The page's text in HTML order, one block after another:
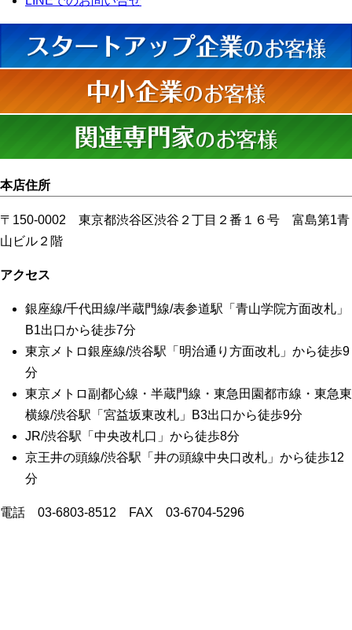
本店住所
〒150-0002 東京都渋谷区渋谷２丁目２番１６号 富島第1青
山ビル２階
アクセス
銀座線/千代田線/半蔵門線/表参道駅「青山学院方面改札」
B1出口から徒歩7分
東京メトロ銀座線/渋谷駅「明治通り方面改札」から徒歩9
分
東京メトロ副都心線・半蔵門線・東急田園都市線・東急東
横線/渋谷駅「宮益坂東改札」B3出口から徒歩9分
JR/渋谷駅「中央改札口」から徒歩8分
京王井の頭線/渋谷駅「井の頭線中央口改札」から徒歩12
分
電話 03-6803-8512 FAX 03-6704-5296